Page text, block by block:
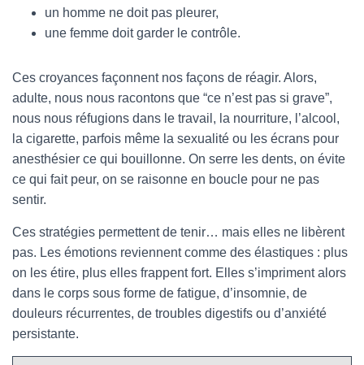
un homme ne doit pas pleurer,
une femme doit garder le contrôle.
Ces croyances façonnent nos façons de réagir. Alors,
adulte, nous nous racontons que “ce n’est pas si grave”,
nous nous réfugions dans le travail, la nourriture, l’alcool,
la cigarette, parfois même la sexualité ou les écrans pour
anesthésier ce qui bouillonne. On serre les dents, on évite
ce qui fait peur, on se raisonne en boucle pour ne pas
sentir.
Ces stratégies permettent de tenir… mais elles ne libèrent
pas. Les émotions reviennent comme des élastiques : plus
on les étire, plus elles frappent fort. Elles s’impriment alors
dans le corps sous forme de fatigue, d’insomnie, de
douleurs récurrentes, de troubles digestifs ou d’anxiété
persistante.